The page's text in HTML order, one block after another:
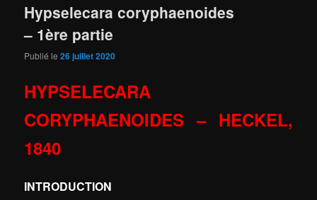
Hypselecara coryphaenoides
– 1ère partie
Publié le26 juillet 2020
HYPSELECARA
CORYPHAENOIDES – HECKEL,
1840
INTRODUCTION